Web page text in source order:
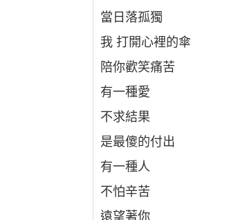
當日落孤獨
我 打開心裡的傘
陪你歡笑痛苦
有一種愛
不求結果
是最傻的付出
有一種人
不怕辛苦
遠望著你